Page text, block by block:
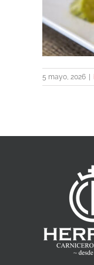
5 mayo, 2026